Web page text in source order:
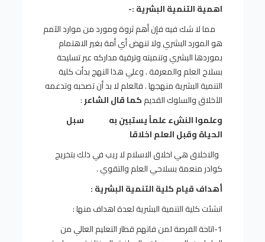
اهمية التنمية البشرية :-
مما لا شك فيه فإن أهم ثروة ومورد من موارد الآمم
هو المورد البشري ولا تنهض أي أمة بغير الاهتمام
بموردها البشري وتنميته وترقية مداركه عبر تسليحة
بسلاح العلم والمعرفة . وعلي هذا النهج بدأت كلية
التنمية البشرية منهجها . فالعلم لا بد أن تصحبه وتدعمه
الآخلاق والسلوك القديمكما قال الشاعر:
وعلموا النشء علماً يستبين به سبل
الحياة وقبل العلم اخلاقا
والاخلاق هي اخلاق الاسلام لا ريب في ذلك بتخريج
كوادر منعمة بسلاحي العلم والتقوي .
أهداف قيام كلية التنمية البشرية :
انشئت كلية التنمية البشرية لعدة اهداف منها :
1-اتاحة الفرصة لمن فاتهم قطار التعليم العالي من